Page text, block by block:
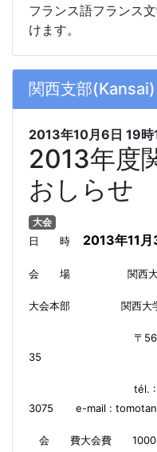
フランス語フランス
けます。
関西支部(Kansai)
2013年10月6日 19時
2013年度
おしらせ
大会
日 時
2013年11 月
会 場 関西
大会本部 関西大
〒
35
tél.
3075
e-mail :
会 費大会費 1000